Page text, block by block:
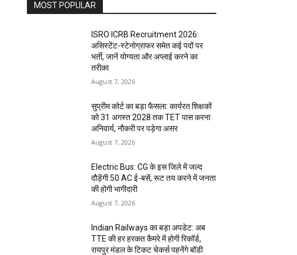
MOST POPULAR
ISRO ICRB Recruitment 2026:
असिस्टेंट-स्टेनोग्राफर समेत कई पदों पर
भर्ती, जानें योग्यता और अप्लाई करने का
तरीका
August 7, 2026
सुप्रीम कोर्ट का बड़ा फैसला: कार्यरत शिक्षकों
को 31 अगस्त 2028 तक TET पास करना
अनिवार्य, नौकरी पर पड़ेगा असर
August 7, 2026
Electric Bus: CG के इस जिले में जल्द
दौड़ेंगी 50 AC ई-बसें, रूट तय करने में जनता
की होगी भागीदारी
August 7, 2026
Indian Railways का बड़ा अपडेट: अब
TTE की हर हरकत कैमरे में होगी रिकॉर्ड,
रायपुर मंडल के टिकट चेकर्स पहनेंगे बॉडी